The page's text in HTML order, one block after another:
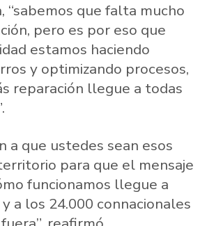
“sabemos que falta mucho
pero es por eso que
estamos haciendo
y optimizando procesos,
reparación llegue a todas
a que ustedes sean esos
para que el mensaje
funcionamos llegue a
a los 24.000 connacionales